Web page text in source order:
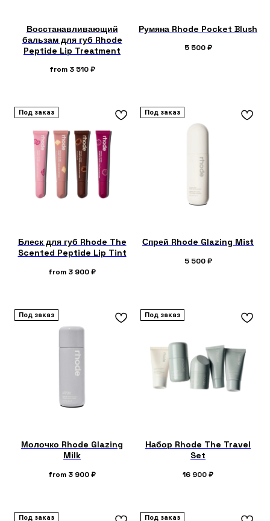
Восстанавливающий
бальзам для губ Rhode
Peptide Lip Treatment
from 3 510 ₽
Румяна Rhode Pocket Blush
5 500 ₽
Под заказ
Блеск для губ Rhode The
Scented Peptide Lip Tint
from 3 900₽
Под заказ
Спрей Rhode Glazing Mist
5 500 ₽
Под заказ
Молочко Rhode Glazing
Milk
from 3 900₽
Под заказ
Набор Rhode The Travel
Set
16 900₽
Под заказ Под заказ